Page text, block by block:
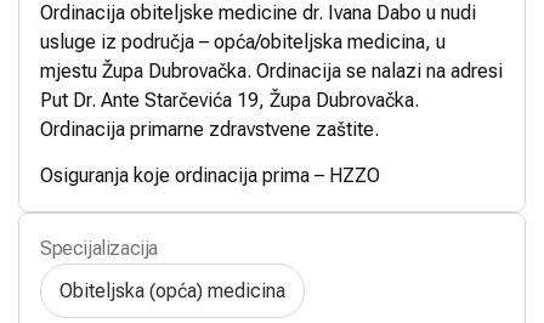
Ordinacija obiteljske medicine dr. Ivana Dabo u nudi
usluge iz područja – opća/obiteljska medicina, u
mjestu Župa Dubrovačka. Ordinacija se nalazi na adresi
Put Dr. Ante Starčevića 19, Župa Dubrovačka.
Ordinacija primarne zdravstvene zaštite.
Osiguranja koje ordinacija prima – HZZO
Specijalizacija
Obiteljska (opća) medicina